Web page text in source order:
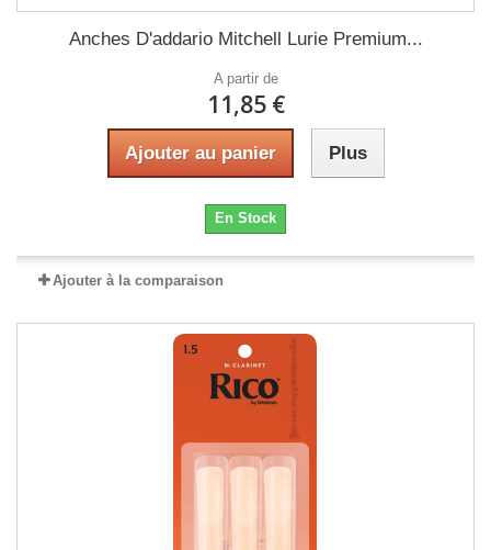
Anches D'addario Mitchell Lurie Premium...
A partir de
11,85 €
Ajouter au panier Plus
En Stock
Ajouter à la comparaison